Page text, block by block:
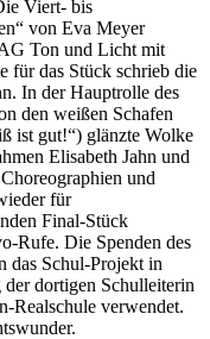
Viert- bis
von Eva Meyer
Ton und Licht mit
für das Stück schrieb die
In der Hauptrolle des
den weißen Schafen
ist gut!“) glänzte Wolke
Elisabeth Jahn und
und
für
Final-Stück
Rufe. Die Spenden des
das Schul-Projekt in
dortigen Schulleiterin
Realschule verwendet.